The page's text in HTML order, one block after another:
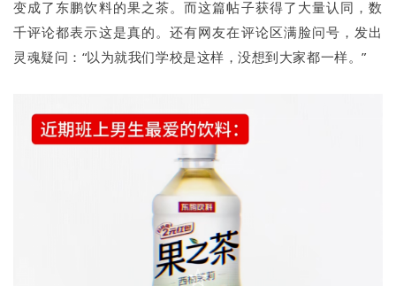
变成了东鹏饮料的果之茶。而这篇帖子获得了大量认同，数
千评论都表示这是真的。还有网友在评论区满脸问号，发出
灵魂疑问：“以为就我们学校是这样，没想到大家都一样。”